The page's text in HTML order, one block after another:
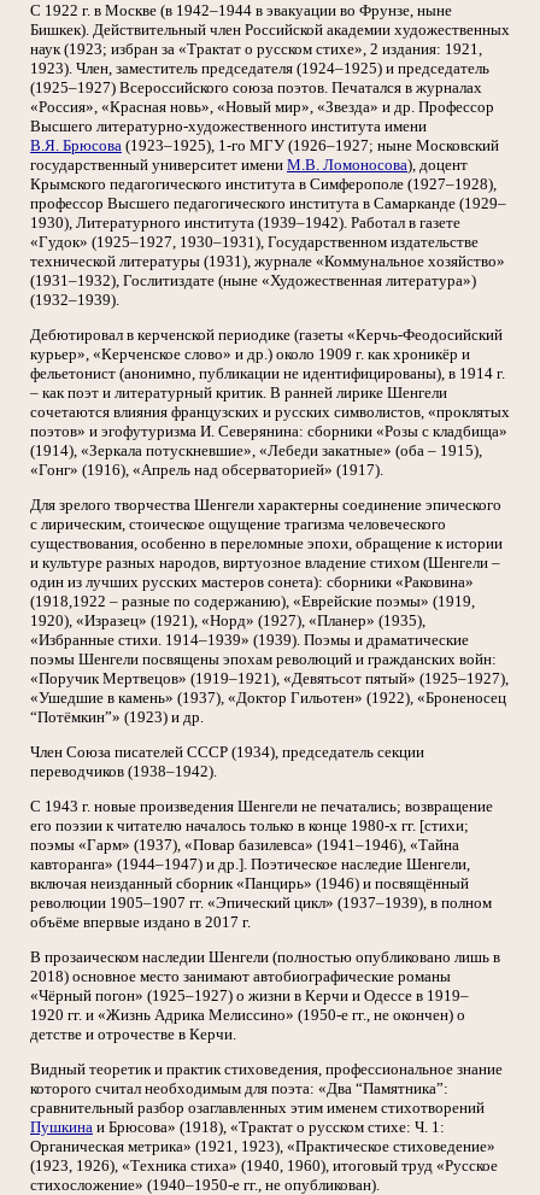
С 1922 г. в Москве (в 1942–1944 в эвакуации во Фрунзе, ныне
Бишкек). Действительный член Российской академии художественных
наук (1923; избран за «Трактат о русском стихе», 2 издания: 1921,
1923). Член, заместитель председателя (1924–1925) и председатель
(1925–1927) Всероссийского союза поэтов. Печатался в журналах
«Россия», «Красная новь», «Новый мир», «Звезда» и др. Профессор
Высшего литературно-художественного института имени
В.Я. Брюсова (1923–1925), 1-го МГУ (1926–1927; ныне Московский
государственный университет имени М.В. Ломоносова), доцент
Крымского педагогического института в Симферополе (1927–1928),
профессор Высшего педагогического института в Самарканде (1929–
1930), Литературного института (1939–1942). Работал в газете
«Гудок» (1925–1927, 1930–1931), Государственном издательстве
технической литературы (1931), журнале «Коммунальное хозяйство»
(1931–1932), Гослитиздате (ныне «Художественная литература»)
(1932–1939).
Дебютировал в керченской периодике (газеты «Керчь-Феодосийский
курьер», «Керченское слово» и др.) около 1909 г. как хроникёр и
фельетонист (анонимно, публикации не идентифицированы), в 1914 г.
– как поэт и литературный критик. В ранней лирике Шенгели
сочетаются влияния французских и русских символистов, «проклятых
поэтов» и эгофутуризма И. Северянина: сборники «Розы с кладбища»
(1914), «Зеркала потускневшие», «Лебеди закатные» (оба – 1915),
«Гонг» (1916), «Апрель над обсерваторией» (1917).
Для зрелого творчества Шенгели характерны соединение эпического
с лирическим, стоическое ощущение трагизма человеческого
существования, особенно в переломные эпохи, обращение к истории
и культуре разных народов, виртуозное владение стихом (Шенгели –
один из лучших русских мастеров сонета): сборники «Раковина»
(1918,1922 – разные по содержанию), «Еврейские поэмы» (1919,
1920), «Изразец» (1921), «Норд» (1927), «Планер» (1935),
«Избранные стихи. 1914–1939» (1939). Поэмы и драматические
поэмы Шенгели посвящены эпохам революций и гражданских войн:
«Поручик Мертвецов» (1919–1921), «Девятьсот пятый» (1925–1927),
«Ушедшие в камень» (1937), «Доктор Гильотен» (1922), «Броненосец
“Потёмкин”» (1923) и др.
Член Союза писателей СССР (1934), председатель секции
переводчиков (1938–1942).
С 1943 г. новые произведения Шенгели не печатались; возвращение
его поэзии к читателю началось только в конце 1980-х гг. [стихи;
поэмы «Гарм» (1937), «Повар базилевса» (1941–1946), «Тайна
кавторанга» (1944–1947) и др.]. Поэтическое наследие Шенгели,
включая неизданный сборник «Панцирь» (1946) и посвящённый
революции 1905–1907 гг. «Эпический цикл» (1937–1939), в полном
объёме впервые издано в 2017 г.
В прозаическом наследии Шенгели (полностью опубликовано лишь в
2018) основное место занимают автобиографические романы
«Чёрный погон» (1925–1927) о жизни в Керчи и Одессе в 1919–
1920 гг. и «Жизнь Адрика Мелиссино» (1950-е гг., не окончен) о
детстве и отрочестве в Керчи.
Видный теоретик и практик стиховедения, профессиональное знание
которого считал необходимым для поэта: «Два “Памятника”:
сравнительный разбор озаглавленных этим именем стихотворений
Пушкина и Брюсова» (1918), «Трактат о русском стихе: Ч. 1:
Органическая метрика» (1921, 1923), «Практическое стиховедение»
(1923, 1926), «Техника стиха» (1940, 1960), итоговый труд «Русское
стихосложение» (1940–1950-е гг., не опубликован).